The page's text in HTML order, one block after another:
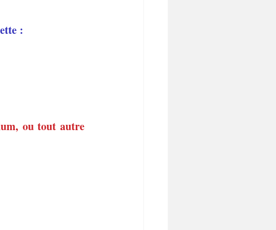
:
ou tout autre